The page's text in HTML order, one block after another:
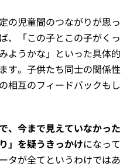
の児童間のつながりが思っ
、「この子とこの子がくっ
ようかな」といった具体的
す。子供たち同士の関係性
相互のフィードバックもし
、今まで見えていなかった
」を疑うきっかけになって
タが全てというわけではあ